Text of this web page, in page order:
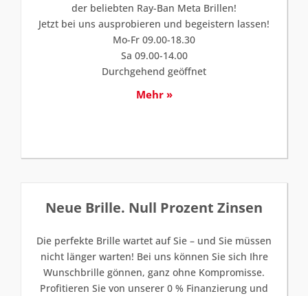
der beliebten Ray-Ban Meta Brillen!
Jetzt bei uns ausprobieren und begeistern lassen!
Mo-Fr 09.00-18.30
Sa 09.00-14.00
Durchgehend geöffnet
Mehr »
Neue Brille. Null Prozent Zinsen
Die perfekte Brille wartet auf Sie – und Sie müssen
nicht länger warten! Bei uns können Sie sich Ihre
Wunschbrille gönnen, ganz ohne Kompromisse.
Profitieren Sie von unserer 0 % Finanzierung und